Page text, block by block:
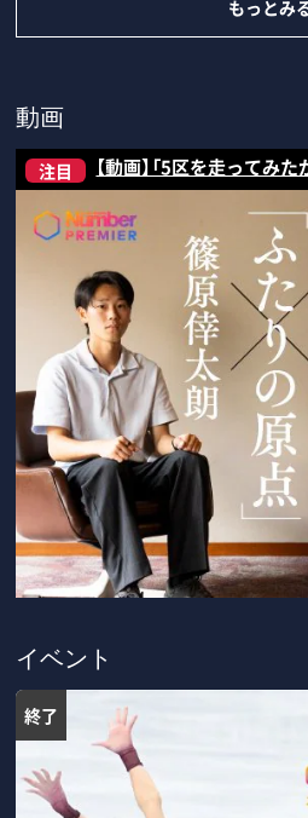
もっとみ
動画
注目 【動画】「5区を走ってみ
イベント
終了